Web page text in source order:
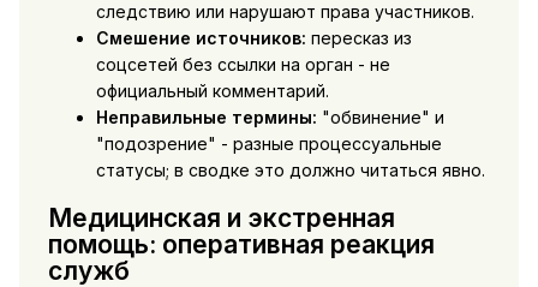
следствию или нарушают права участников.
Смешение источников: пересказ из
соцсетей без ссылки на орган - не
официальный комментарий.
Неправильные термины: "обвинение" и
"подозрение" - разные процессуальные
статусы; в сводке это должно читаться явно.
Медицинская и экстренная
помощь: оперативная реакция
служб